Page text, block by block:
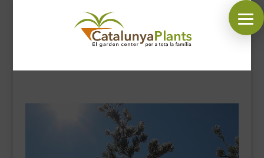
SÍGUENOS EN:
COMPLEMENTOS JARDÍN